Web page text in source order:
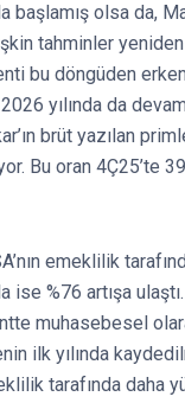
başlamış olsa da,
tahminler
bu döngüden
yılında da
brüt yazılan
Bu oran 4Ç25’te
emeklilik
%76 artışa
muhasebesel
ilk yılında
tarafında daha